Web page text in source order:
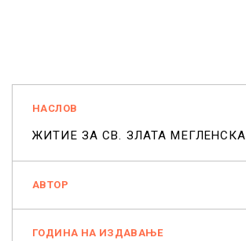
НАСЛОВ
ЖИТИЕ ЗА СВ. ЗЛАТА МЕГЛЕНСКА
АВТОР
ГОДИНА НА ИЗДАВАЊЕ